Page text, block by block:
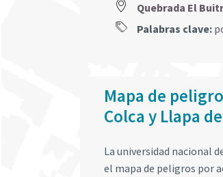
Quebrada El
Palabras clave:
Mapa de
Colca y Llapa
La universidad nacional
el mapa de peligros por